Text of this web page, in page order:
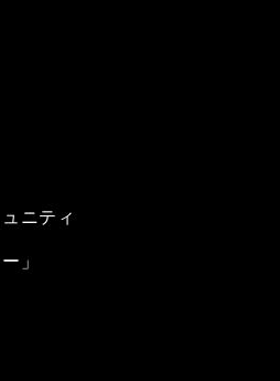
ニティ
」